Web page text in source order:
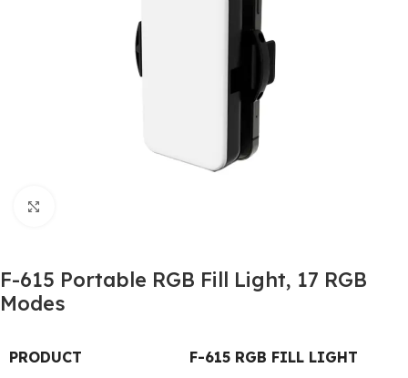
F-615 Portable RGB Fill Light, 17 RGB
Modes
PRODUCT F-615 RGB FILL LIGHT